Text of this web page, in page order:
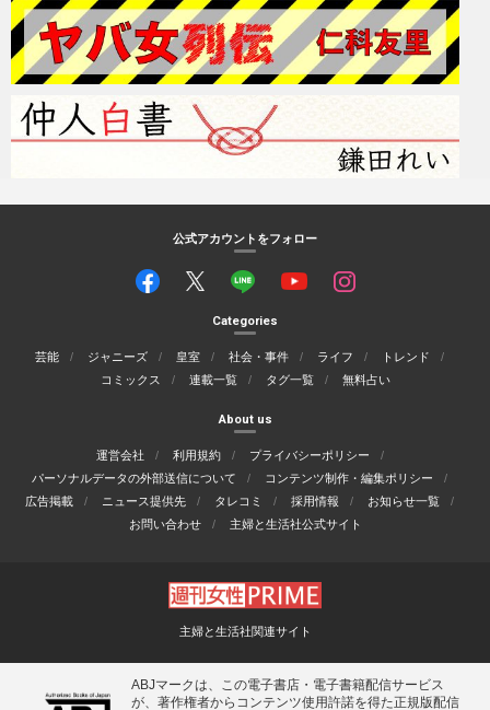
公式アカウントをフォロー
Categories
芸能 ジャニーズ 皇室 社会・事件 ライフ
トレンド
コミックス
連載一覧 タグ一覧 無料占い
About us
運営会社 利用規約
プライバシーポリシー
パーソナルデータの外部送信について
コンテンツ制作・編集ポリシー
広告掲載
ニュース提供先 タレコミ 採用情報
お知らせ一覧
お問い合わせ
主婦と生活社公式サイト
主婦と生活社関連サイト
ABJマークは、この電子書店・電子書籍配信サービス
が、著作権者からコンテンツ使用許諾を得た正規版配信